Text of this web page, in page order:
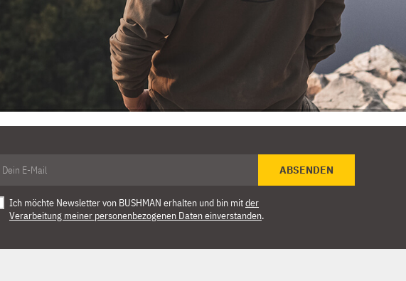
ABSENDEN
Ich möchte Newsletter von BUSHMAN erhalten und bin mitder
Verarbeitung meiner personenbezogenen Daten einverstanden.